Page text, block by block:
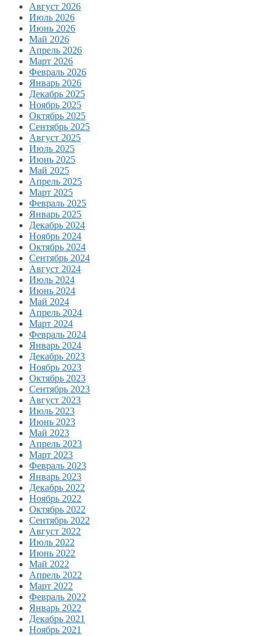
Август 2026
Июль 2026
Июнь 2026
Май 2026
Апрель 2026
Март 2026
Февраль 2026
Январь 2026
Декабрь 2025
Ноябрь 2025
Октябрь 2025
Сентябрь 2025
Август 2025
Июль 2025
Июнь 2025
Май 2025
Апрель 2025
Март 2025
Февраль 2025
Январь 2025
Декабрь 2024
Ноябрь 2024
Октябрь 2024
Сентябрь 2024
Август 2024
Июль 2024
Июнь 2024
Май 2024
Апрель 2024
Март 2024
Февраль 2024
Январь 2024
Декабрь 2023
Ноябрь 2023
Октябрь 2023
Сентябрь 2023
Август 2023
Июль 2023
Июнь 2023
Май 2023
Апрель 2023
Март 2023
Февраль 2023
Январь 2023
Декабрь 2022
Ноябрь 2022
Октябрь 2022
Сентябрь 2022
Август 2022
Июль 2022
Июнь 2022
Май 2022
Апрель 2022
Март 2022
Февраль 2022
Январь 2022
Декабрь 2021
Ноябрь 2021